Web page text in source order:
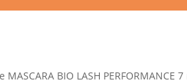
MASCARA BIO LASH PERFORMANCE